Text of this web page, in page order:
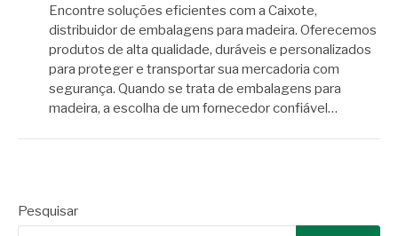
Encontre soluções eficientes com a Caixote,
distribuidor de embalagens para madeira. Oferecemos
produtos de alta qualidade, duráveis e personalizados
para proteger e transportar sua mercadoria com
segurança. Quando se trata de embalagens para
madeira, a escolha de um fornecedor confiável…
Pesquisar